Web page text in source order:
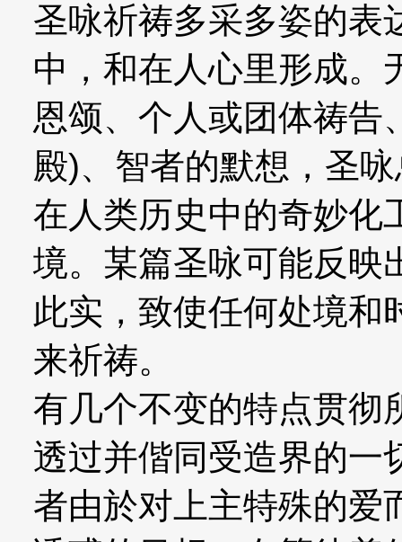
圣咏祈祷多采多姿的表
中，和在人心里形成。
恩颂、个人或团体祷告
殿)、智者的默想，圣
在人类历史中的奇妙化
境。某篇圣咏可能反映
此实，致使任何处境和
来祈祷。
有几个不变的特点贯彻
透过并偕同受造界的一
者由於对上主特殊的爱